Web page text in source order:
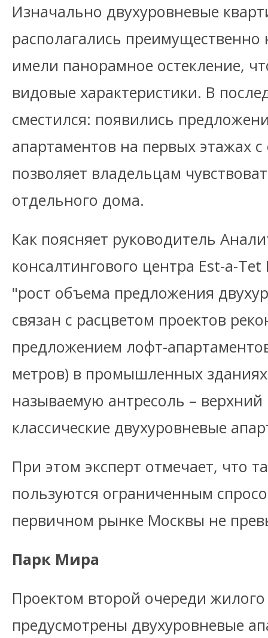
Изначально двухуровневые
располагались преимущественно
имели панорамное остекление,
видовые характеристики. В
сместился: появились
апартаментов на первых этажах
позволяет владельцам
отдельного дома.
Как поясняет руководитель
консалтингового центра Est-a-
"рост объема предложения
связан с расцветом проектов
предложением лофт-
метров) в промышленных
называемую антресоль –
классические двухуровневые
При этом эксперт отмечает, что
пользуются ограниченным
первичном рынке Москвы не
Парк Мира
Проектом второй очереди
предусмотрены двухуровневые